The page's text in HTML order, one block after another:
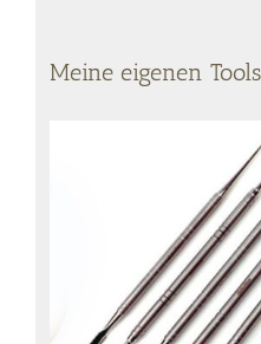
Meine eigenen